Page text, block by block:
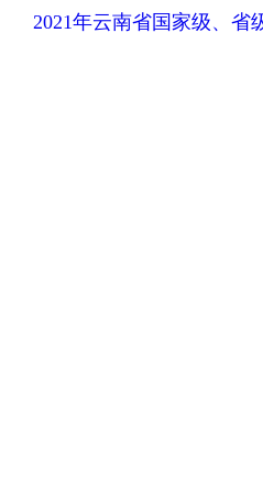
2021年云南省国家级、